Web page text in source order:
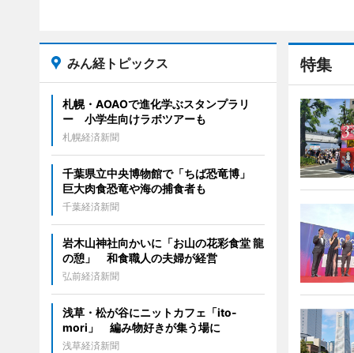
特集
みん経トピックス
札幌・AOAOで進化学ぶスタンプラリ
ー 小学生向けラボツアーも
札幌経済新聞
千葉県立中央博物館で「ちば恐竜博」
巨大肉食恐竜や海の捕食者も
千葉経済新聞
岩木山神社向かいに「お山の花彩食堂 龍
の憩」 和食職人の夫婦が経営
弘前経済新聞
浅草・松が谷にニットカフェ「ito-
mori」 編み物好きが集う場に
浅草経済新聞